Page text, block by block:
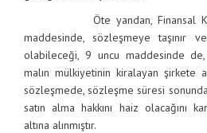
Öte yandan, Finansal
maddesinde, sözleşmeye taşınır
olabileceği, 9 uncu maddesinde
malın mülkiyetinin kiralayan şirkete
sözleşmede, sözleşme süresi sonunda
satın alma hakkını haiz olacağını
altına alınmıştır.